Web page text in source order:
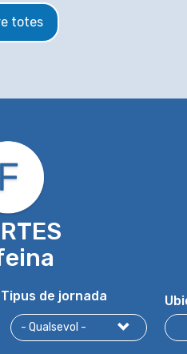
totes
Tipus de jornada
- Qualsevol -